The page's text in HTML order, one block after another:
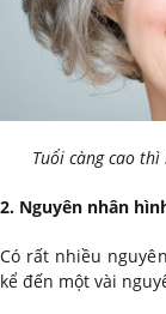
Tuổi càng cao
2. Nguyên nhân
Có rất nhiều
kể đến một vài